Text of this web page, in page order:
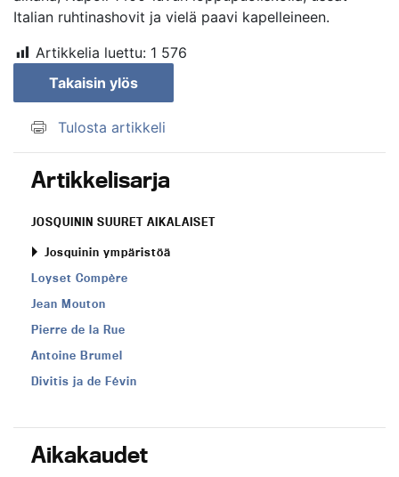
Italian ruhtinashovit ja vielä paavi kapelleineen.
Artikkelia luettu: 1 576
Takaisin ylös
Tulosta artikkeli
Artikkelisarja
JOSQUININ SUURET AIKALAISET
Josquinin ympäristöä
Loyset Compère
Jean Mouton
Pierre de la Rue
Antoine Brumel
Divitis ja de Févin
Aikakaudet